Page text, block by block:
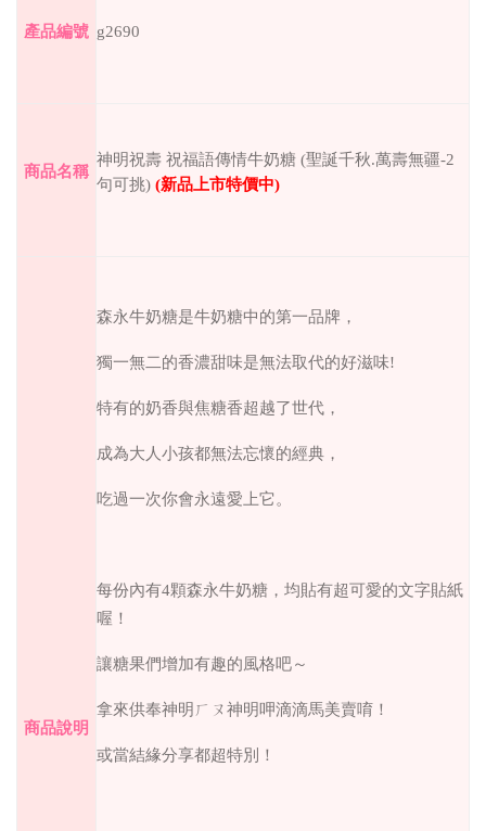
產品編號 g2690
商品名稱
神明祝壽 祝福語傳情牛奶糖 (聖誕千秋.萬壽無疆-2
句可挑) (新品上市特價中)
商品說明
森永牛奶糖是牛奶糖中的第一品牌，
獨一無二的香濃甜味是無法取代的好滋味!
特有的奶香與焦糖香超越了世代，
成為大人小孩都無法忘懷的經典，
吃過一次你會永遠愛上它。
每份內有4顆森永牛奶糖，均貼有超可愛的文字貼紙
喔！
讓糖果們增加有趣的風格吧～
拿來供奉神明ㄏㄡ神明呷滴滴馬美賣唷！
或當結緣分享都超特別！